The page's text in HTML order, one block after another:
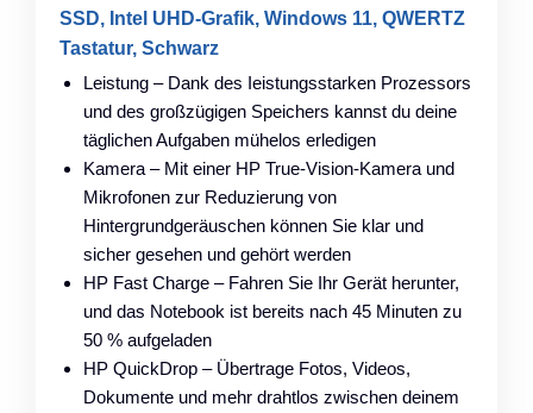
SSD, Intel UHD-Grafik, Windows 11, QWERTZ
Tastatur, Schwarz
Leistung – Dank des Ieistungsstarken Prozessors
und des großzügigen Speichers kannst du deine
täglichen Aufgaben mühelos erledigen
Kamera – Mit einer HP True-Vision-Kamera und
Mikrofonen zur Reduzierung von
Hintergrundgeräuschen können Sie klar und
sicher gesehen und gehört werden
HP Fast Charge – Fahren Sie Ihr Gerät herunter,
und das Notebook ist bereits nach 45 Minuten zu
50 % aufgeladen
HP QuickDrop – Übertrage Fotos, Videos,
Dokumente und mehr drahtlos zwischen deinem